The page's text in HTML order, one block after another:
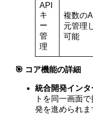
API
キ
ー
管
理
複数の
元管理
可能
🎯 コア機能の詳細
統合開発インタ
トを同一画面
発を進められま